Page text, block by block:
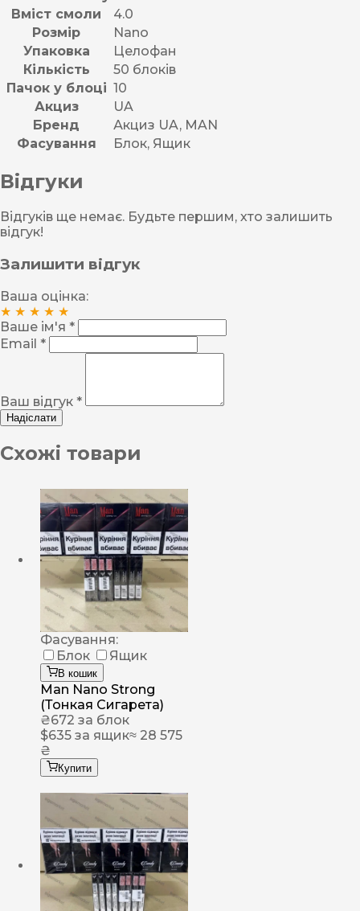
Вміст смоли
4.0
Розмір
Nano
Упаковка
Целофан
Кількість
50 блоків
Пачок у блоці 10
Акциз
UA
Бренд
Акциз UA, MAN
Фасування
Блок, Ящик
Відгуки
Відгуків ще немає. Будьте першим, хто залишить
відгук!
Залишити відгук
Ваша оцінка:
★ ★ ★ ★ ★
Ваше ім'я *
Email *
Ваш відгук *
Надіслати
Схожі товари
Фасування:
Блок
Ящик
В кошик
Man Nano Strong
(Тонкая Сигарета)
₴672 за блок
$635 за ящик≈ 28 575
₴
Купити